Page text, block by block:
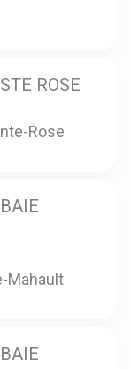
ROSE
Rose
Mahault